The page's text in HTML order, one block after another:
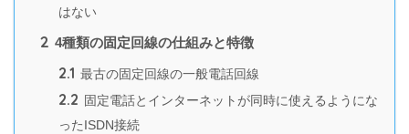
はない
2 4種類の固定回線の仕組みと特徴
2.1 最古の固定回線の一般電話回線
2.2 固定電話とインターネットが同時に使えるようにな
ったISDN接続